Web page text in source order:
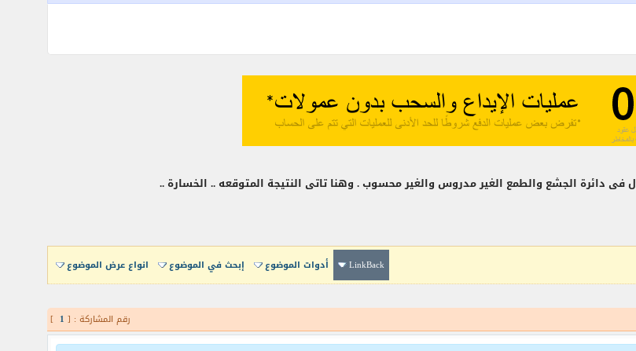
فى دائرة الجشع والطمع الغير مدروس والغير محسوب . وهنا تاتى النتيجة المتوقعه .. الخسارة ..
LinkBack أدوات الموضوع إبحث في الموضوع انواع عرض الموضوع
رقم المشاركة : [ 1
]